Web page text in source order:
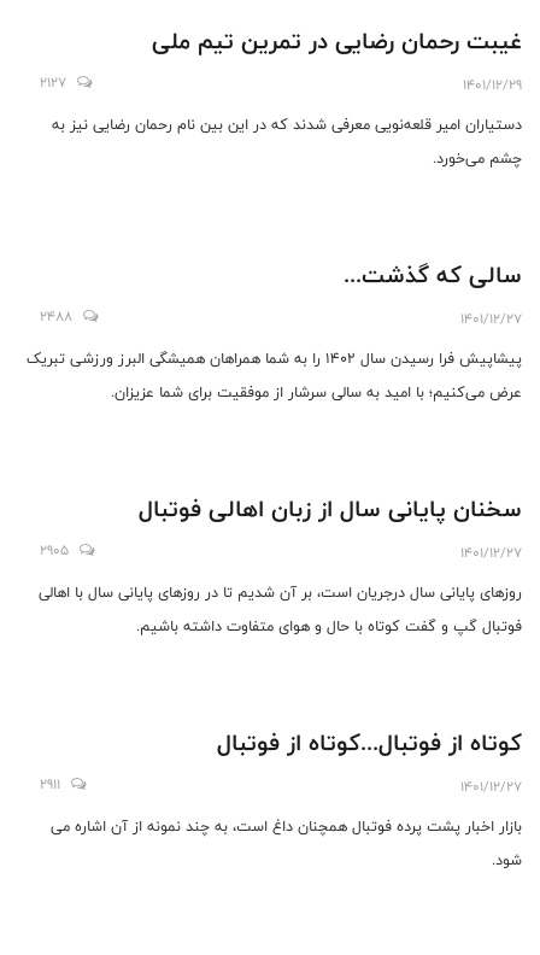
غیبت رحمان رضایی در تمرین تیم ملی
1401/12/29
2127
دستیاران امیر قلعه‌نویی معرفی شدند که در این بین نام رحمان رضایی نیز به
چشم می‌خورد.
سالی که گذشت...
1401/12/27
2488
پیشاپیش فرا رسیدن سال ۱۴۰۲ را به شما همراهان همیشگی البرز ورزشی تبریک
عرض می‌کنیم؛ با امید به سالی سرشار از موفقیت برای شما عزیزان.
سخنان پایانی سال از زبان اهالی فوتبال
1401/12/27
2905
روزهای پایانی سال درجریان است، بر آن شدیم تا در روزهای پایانی سال با اهالی
فوتبال گپ و گفت کوتاه با حال و هوای متفاوت داشته باشیم.
کوتاه از فوتبال...کوتاه از فوتبال
1401/12/27
2911
بازار اخبار پشت پرده فوتبال همچنان داغ است، به چند نمونه از آن اشاره می
شود.